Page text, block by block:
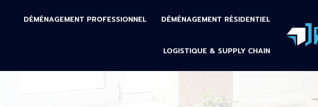
DÉMÉNAGEMENT RÉSIDENTIEL
DÉMÉNAGEMENT PROFESSIONNEL
LOGISTIQUE & SUPPLY CHAIN